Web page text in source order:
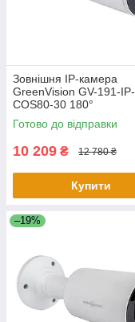
Зовнішня IP-камера
GreenVision GV-191-
COS80-30 180°
Готово до відправки
10 209 ₴ 12 780 ₴
Купити
–19%